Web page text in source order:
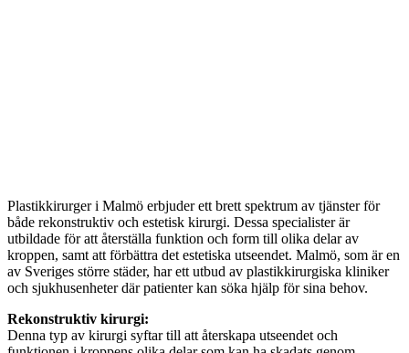
Plastikkirurger i Malmö erbjuder ett brett spektrum av tjänster för
både rekonstruktiv och estetisk kirurgi. Dessa specialister är
utbildade för att återställa funktion och form till olika delar av
kroppen, samt att förbättra det estetiska utseendet. Malmö, som är en
av Sveriges större städer, har ett utbud av plastikkirurgiska kliniker
och sjukhusenheter där patienter kan söka hjälp för sina behov.
Rekonstruktiv kirurgi:
Denna typ av kirurgi syftar till att återskapa utseendet och